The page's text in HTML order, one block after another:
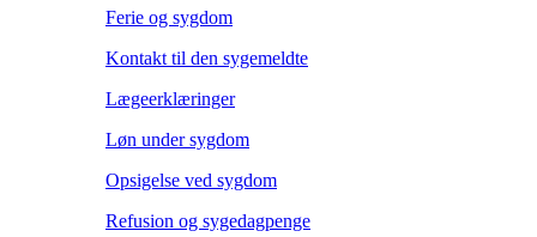
Ferie og sygdom
Kontakt til den sygemeldte
Lægeerklæringer
Løn under sygdom
Opsigelse ved sygdom
Refusion og sygedagpenge